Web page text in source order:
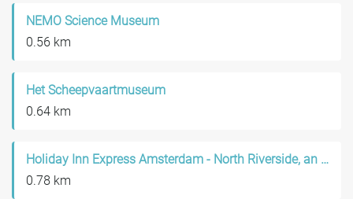
NEMO Science Museum
0.56 km
Het Scheepvaartmuseum
0.64 km
Holiday Inn Express Amsterdam - North Riverside, an IHG Hotel
0.78 km